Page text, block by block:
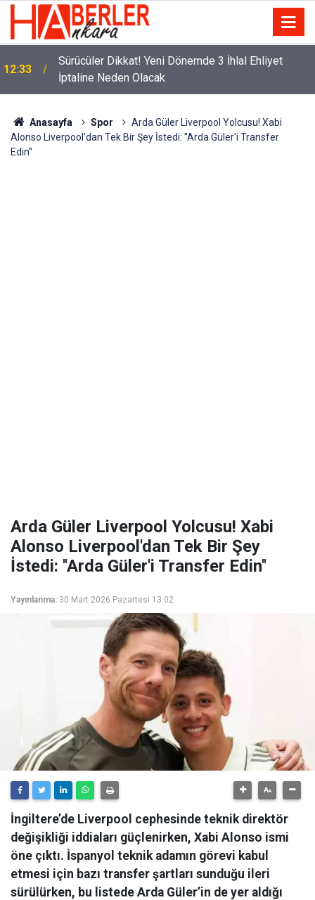
12:33
Sürücüler Dikkat! Yeni Dönemde 3 İhlal Ehliyet
İptaline Neden Olacak
Anasayfa Spor
Arda Güler Liverpool Yolcusu! Xabi
Alonso Liverpool'dan Tek Bir Şey İstedi: ''Arda Güler'i Transfer
Edin''
Arda Güler Liverpool Yolcusu! Xabi
Alonso Liverpool'dan Tek Bir Şey
İstedi: ''Arda Güler'i Transfer Edin''
Yayınlanma: 30 Mart 2026 Pazartesi 13:02
İngiltere’de Liverpool cephesinde teknik direktör
değişikliği iddiaları güçlenirken, Xabi Alonso ismi
öne çıktı. İspanyol teknik adamın görevi kabul
etmesi için bazı transfer şartları sunduğu ileri
sürülürken, bu listede Arda Güler’in de yer aldığı